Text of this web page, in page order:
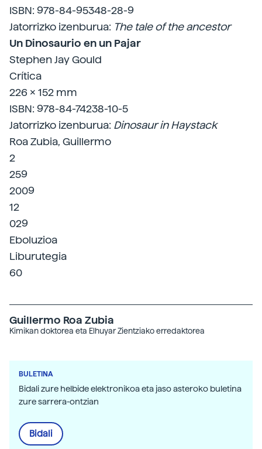
ISBN: 978-84-95348-28-9
Jatorrizko izenburua: The tale of the ancestor
Un Dinosaurio en un Pajar
Stephen Jay Gould
Crítica
226 x 152 mm
ISBN: 978-84-74238-10-5
Jatorrizko izenburua: Dinosaur in Haystack
Roa Zubia, Guillermo
2
259
2009
12
029
Eboluzioa
Liburutegia
60
Guillermo Roa Zubia
Kimikan doktorea eta Elhuyar Zientziako erredaktorea
BULETINA
Bidali zure helbide elektronikoa eta jaso asteroko buletina
zure sarrera-ontzian
Bidali